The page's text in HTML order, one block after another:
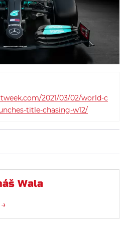
2021/03/02/world-c
title-chasing-w12/
Wala